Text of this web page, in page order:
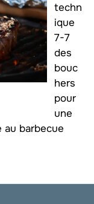
techn
ique
7-7
des
bouc
hers
pour
une
barbecue